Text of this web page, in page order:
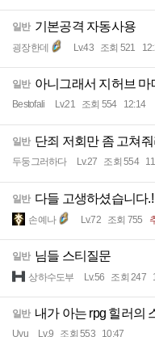
일반 기본공격 자동사용
굉장한데 Lv.43 조회 521
일반 아니그래서 지허브
Bestofali Lv.21 조회 554 12:14
일반 단죄 저회만 좀 고쳐
두둥그러하다 Lv.27 조회 554
일반 다들 고생하셨습니다.!
손예나 Lv.72 조회 755
일반 님들 스티질문
상하수도부 Lv.56 조회 247
일반 내가 아는 rpg 힐러의
Uyu Lv.9 조회 553 10:47